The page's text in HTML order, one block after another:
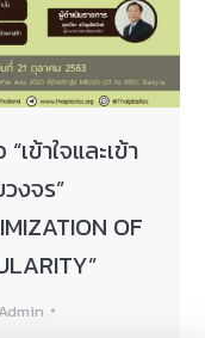
ข้าใจและเข้า
งจร”
OF